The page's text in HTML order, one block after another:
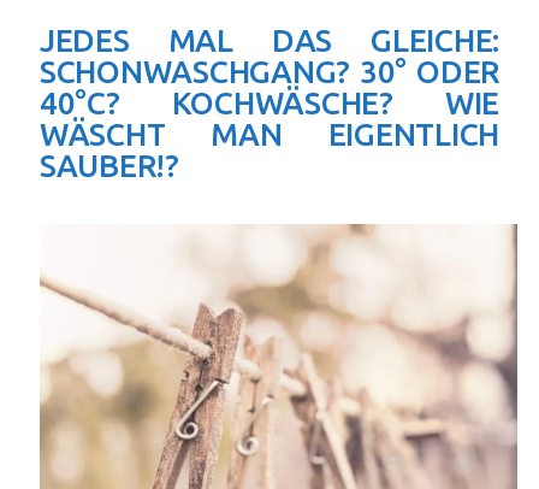
JEDES MAL DAS GLEICHE:
SCHONWASCHGANG? 30° ODER
40°C? KOCHWÄSCHE? WIE
WÄSCHT MAN EIGENTLICH
SAUBER!?